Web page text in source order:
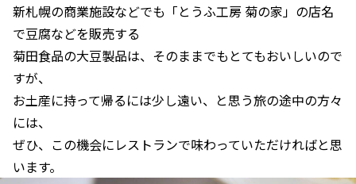
新札幌の商業施設などでも「とうふ工房 菊の家」の店名
で豆腐などを販売する
菊田食品の大豆製品は、そのままでもとてもおいしいので
すが、
お土産に持って帰るには少し遠い、と思う旅の途中の方々
には、
ぜひ、この機会にレストランで味わっていただければと思
います。